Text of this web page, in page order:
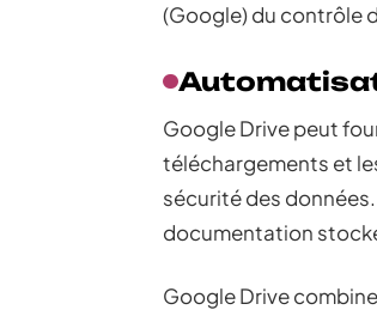
(Google) du contrôle
Google Drive peut
téléchargements et
sécurité des
documentation
Google Drive